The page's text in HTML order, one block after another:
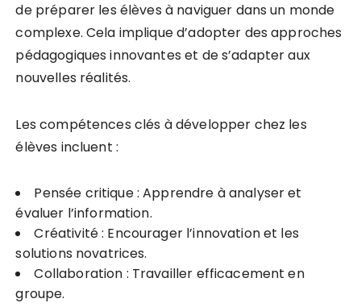
de préparer les élèves à naviguer dans un monde
complexe. Cela implique d’adopter des approches
pédagogiques innovantes et de s’adapter aux
nouvelles réalités.
Les compétences clés à développer chez les
élèves incluent :
Pensée critique : Apprendre à analyser et
évaluer l’information.
Créativité : Encourager l’innovation et les
solutions novatrices.
Collaboration : Travailler efficacement en
groupe.